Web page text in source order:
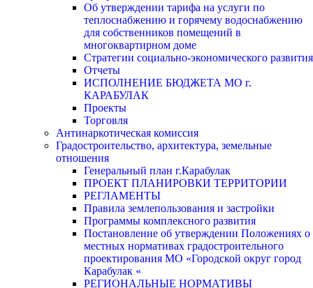
Об утверждении тарифа на услуги по
теплоснабжению и горячему водоснабжению
для собственников помещений в
многоквартирном доме
Стратегии социально-экономического развития
Отчеты
ИСПОЛНЕНИЕ БЮДЖЕТА МО г.
КАРАБУЛАК
Проекты
Торговля
Антинаркотическая комиссия
Градостроительство, архитектура, земельные
отношения
Генеральный план г.Карабулак
ПРОЕКТ ПЛАНИРОВКИ ТЕРРИТОРИИ
РЕГЛАМЕНТЫ
Правила землепользования и застройки
Программы комплексного развития
Постановление об утверждении Положениях о
местных нормативах градостроительного
проектирования МО «Городской округ город
Карабулак «
РЕГИОНАЛЬНЫЕ НОРМАТИВЫ